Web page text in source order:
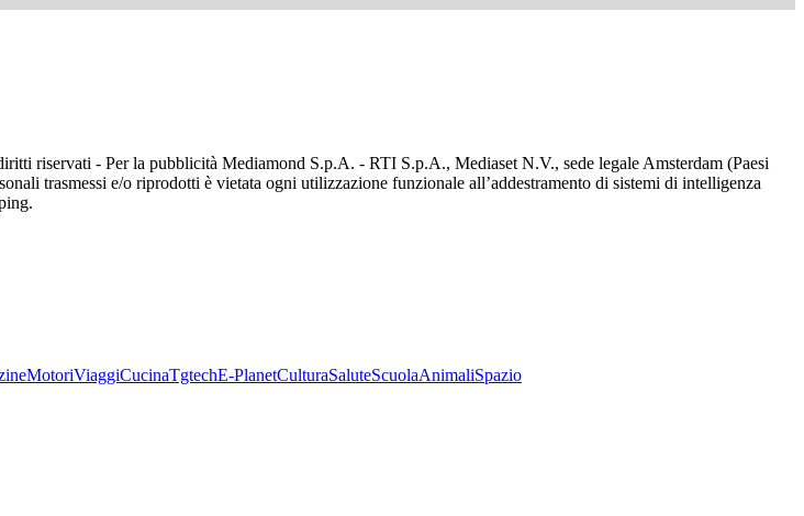
riservati - Per la pubblicità Mediamond S.p.A. - RTI S.p.A., Mediaset N.V., sede legale Amsterdam (Paesi
trasmessi e/o riprodotti è vietata ogni utilizzazione funzionale all’addestramento di sistemi di intelligenza
MotoriViaggiCucinaTgtechE-PlanetCulturaSaluteScuolaAnimaliSpazio